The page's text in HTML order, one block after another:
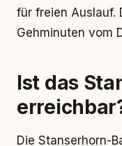
für freien Auslauf.
Gehminuten vom
Ist das
Die Stanserhorn-